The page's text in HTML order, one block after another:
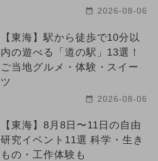
2026-08-06
【東海】駅から徒歩で10分以
内の遊べる「道の駅」13選！
ご当地グルメ・体験・スイー
ツ
2026-08-06
【東海】8月8日〜11日の自由
研究イベント11選 科学・生き
もの・工作体験も